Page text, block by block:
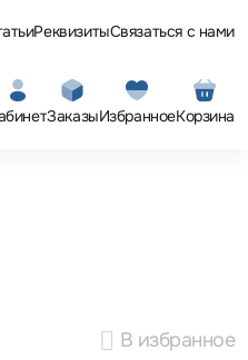
РеквизитыСвязаться с нами
ЗаказыИзбранноеКорзина
В избранное